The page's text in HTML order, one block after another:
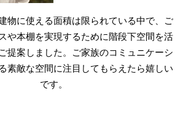
物に使える面積は限られている中で、ご
や本棚を実現するために階段下空間を活
提案しました。ご家族のコミュニケーシ
素敵な空間に注目してもらえたら嬉しい
です。